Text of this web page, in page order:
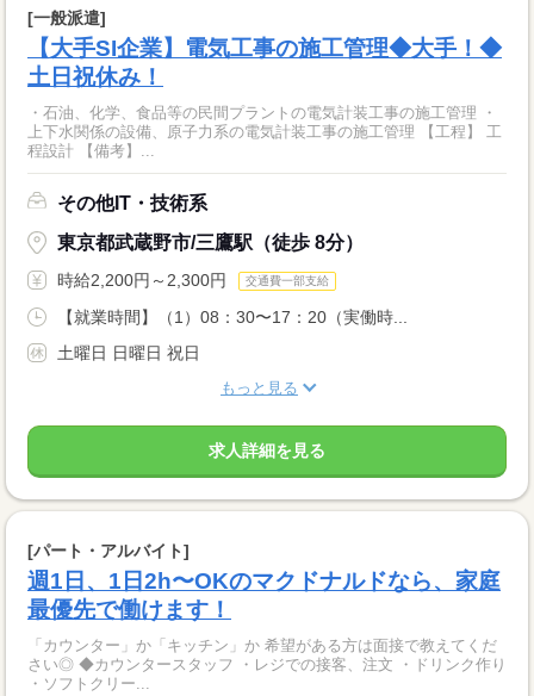
[一般派遣]
【大手SI企業】電気工事の施工管理◆大手！◆
土日祝休み！
・石油、化学、食品等の民間プラントの電気計装工事の施工管理 ・
上下水関係の設備、原子力系の電気計装工事の施工管理 【工程】 工
程設計 【備考】...
その他IT・技術系
東京都武蔵野市/三鷹駅（徒歩 8分）
時給2,200円～2,300円 交通費一部支給
【就業時間】（1）08：30〜17：20（実働時...
土曜日 日曜日 祝日
もっと見る
求人詳細を見る
[パート・アルバイト]
週1日、1日2h〜OKのマクドナルドなら、家庭
最優先で働けます！
「カウンター」か「キッチン」か 希望がある方は面接で教えてくだ
さい◎ ◆カウンタースタッフ ・レジでの接客、注文 ・ドリンク作り
・ソフトクリー...